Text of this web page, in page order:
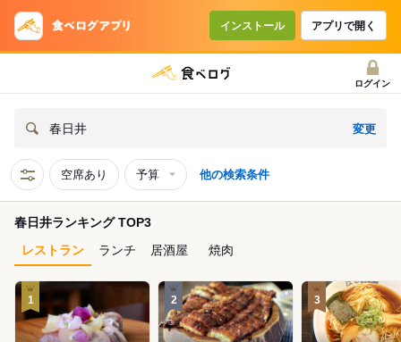
インストール アプリで開く
ログイン
春日井 変更
空席あり 予算 他の検索条件
春日井ランキング TOP3
レストラン
ランチ 居酒屋 焼肉
1 2 3